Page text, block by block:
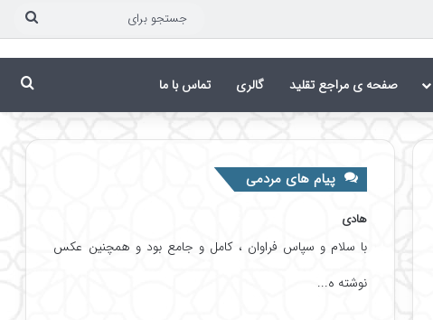
صفحه ی مراجع تقلید گالری تماس با ما
پیام های مردمی
هادی
با سلام و سپاس فراوان ، کامل و جامع بود و همچنین عکس
نوشته ه...